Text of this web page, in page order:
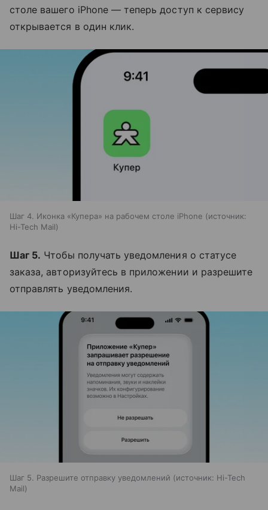
столе вашего iPhone — теперь доступ к сервису
открывается в один клик.
Шаг 4. Иконка «Купера» на рабочем столе iPhone
источник:
Hi-Tech Mail
Шаг 5. Чтобы получать уведомления о статусе
заказа, авторизуйтесь в приложении и разрешите
отправлять уведомления.
Шаг 5. Разрешите отправку уведомлений источник: Hi-Tech
Mail